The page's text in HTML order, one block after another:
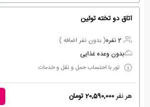
اتاق دو تخته توئین
2 نفره
( بدون نفر اضافه )
بدون وعده غذایی
تور با احتساب حمل و نقل و خدمات
هر نفر20,590,000 تومان